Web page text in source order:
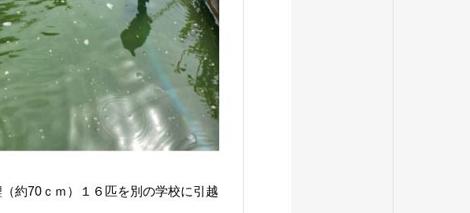
約70ｃｍ）１６匹を別の学校に引越